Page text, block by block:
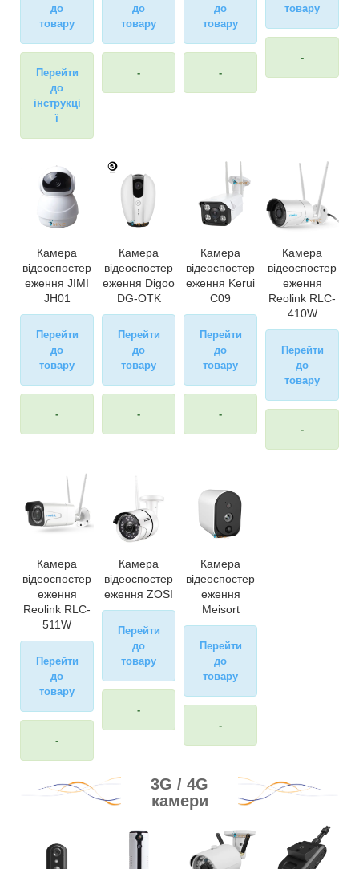
до
товару
Перейти
до
інструкці
ї
до
товару
-
до
товару
-
товару
-
Камера
відеоспостер
еження JIMI
JH01
Перейти
до
товару
-
Камера
відеоспостер
еження Digoo
DG-OTK
Перейти
до
товару
-
Камера
відеоспостер
еження Kerui
C09
Перейти
до
товару
-
Камера
відеоспостер
еження
Reolink RLC-
410W
Перейти
до
товару
-
Камера
відеоспостер
еження
Reolink RLC-
511W
Перейти
до
товару
-
Камера
відеоспостер
еження ZOSI
Перейти
до
товару
-
Камера
відеоспостер
еження
Meisort
Перейти
до
товару
-
3G / 4G
камери